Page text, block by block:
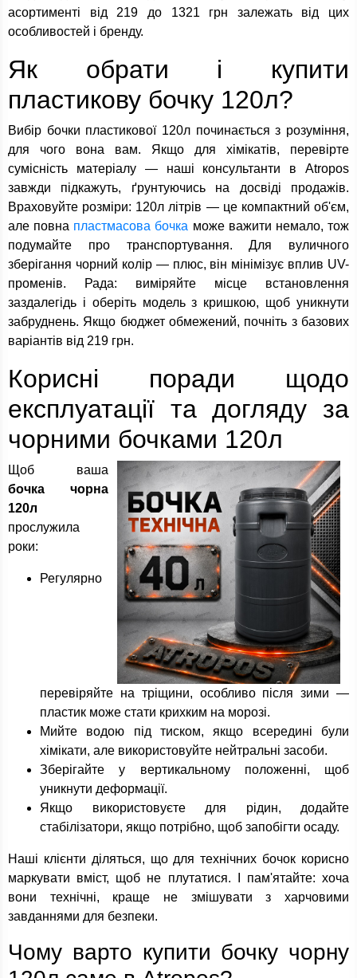
асортименті від 219 до 1321 грн залежать від цих
особливостей і бренду.
Як обрати і купити
пластикову бочку 120л?
Вибір бочки пластикової 120л починається з розуміння,
для чого вона вам. Якщо для хімікатів, перевірте
сумісність матеріалу — наші консультанти в Atropos
завжди підкажуть, ґрунтуючись на досвіді продажів.
Враховуйте розміри: 120л літрів — це компактний об'єм,
але повна пластмасова бочка може важити немало, тож
подумайте про транспортування. Для вуличного
зберігання чорний колір — плюс, він мінімізує вплив UV-
променів. Рада: виміряйте місце встановлення
заздалегідь і оберіть модель з кришкою, щоб уникнути
забруднень. Якщо бюджет обмежений, почніть з базових
варіантів від 219 грн.
Корисні поради щодо
експлуатації та догляду за
чорними бочками 120л
Щоб ваша
бочка чорна
120л
прослужила
роки:
Регулярно
перевіряйте на тріщини, особливо після зими —
пластик може стати крихким на морозі.
Мийте водою під тиском, якщо всередині були
хімікати, але використовуйте нейтральні засоби.
Зберігайте у вертикальному положенні, щоб
уникнути деформації.
Якщо використовуєте для рідин, додайте
стабілізатори, якщо потрібно, щоб запобігти осаду.
Наші клієнти діляться, що для технічних бочок корисно
маркувати вміст, щоб не плутатися. І пам'ятайте: хоча
вони технічні, краще не змішувати з харчовими
завданнями для безпеки.
Чому варто купити бочку чорну